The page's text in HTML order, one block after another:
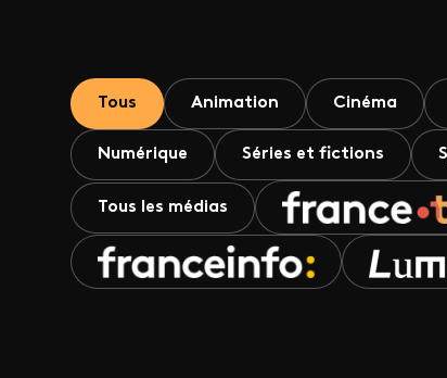
Tous Animation Cinéma
Numérique Séries et fictions
Tous les médias